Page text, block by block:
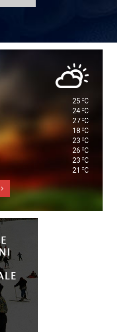
25 oC
24 oC
27 oC
18 oC
23 oC
26 oC
23 oC
21 oC